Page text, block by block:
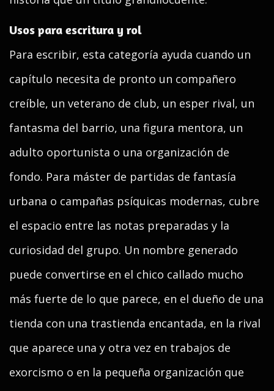
Usos para escritura y rol
Para escribir, esta categoría ayuda cuando un
capítulo necesita de pronto un compañero
creíble, un veterano de club, un esper rival, un
fantasma del barrio, una figura mentora, un
adulto oportunista o una organización de
fondo. Para máster de partidas de fantasía
urbana o campañas psíquicas modernas, cubre
el espacio entre las notas preparadas y la
curiosidad del grupo. Un nombre generado
puede convertirse en el chico callado mucho
más fuerte de lo que parece, en el dueño de una
tienda con una trastienda encantada, en la rival
que aparece una y otra vez en trabajos de
exorcismo o en la pequeña organización que